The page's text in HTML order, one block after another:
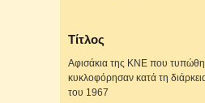
Τίτλος
Αφισάκια της ΚΝΕ που
κυκλοφόρησαν κατά τη
του 1967